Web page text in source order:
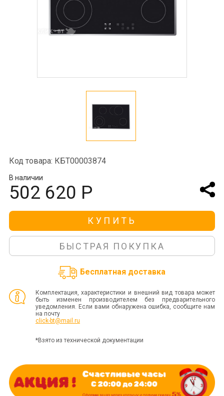
Код товара: КБТ00003874
В наличии
502 620 Р
КУПИТЬ
БЫСТРАЯ ПОКУПКА
Бесплатная доставка
Комплектация, характеристики и внешний вид товара может
быть изменен производителем без предварительного
уведомления. Если вами обнаружена ошибка, сообщите нам
на почту
click-bt@mail.ru
*Взято из технической документации